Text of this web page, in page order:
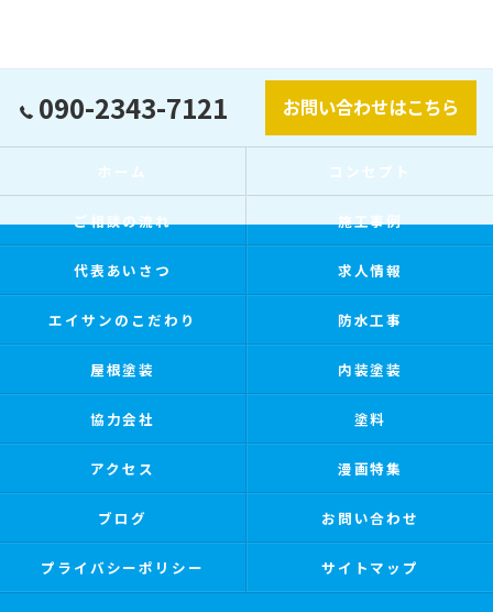
090-2343-7121 お問い合わせはこちら
ホーム コンセプト
ご相談の流れ 施工事例
代表あいさつ 求人情報
エイサンのこだわり 防水工事
屋根塗装 内装塗装
協力会社 塗料
アクセス 漫画特集
ブログ お問い合わせ
プライバシーポリシー サイトマップ